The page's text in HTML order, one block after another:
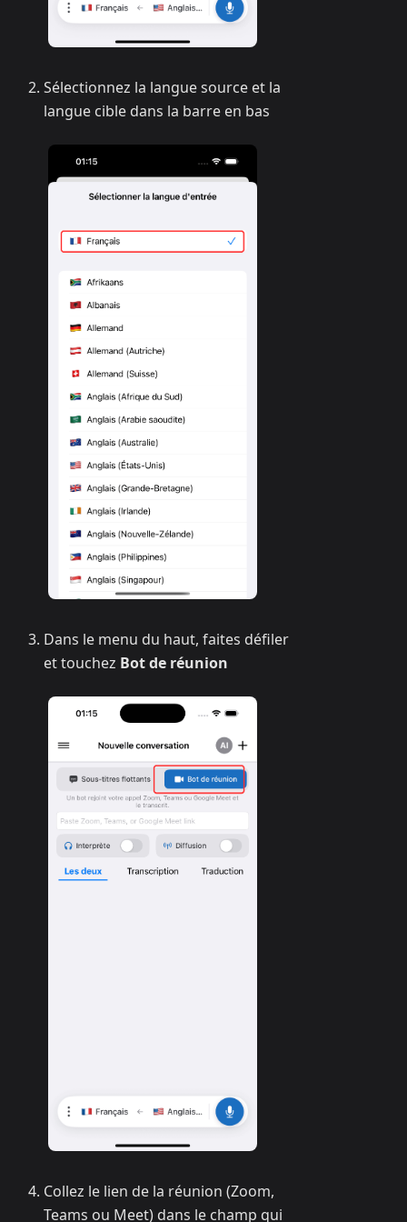
Sélectionnez la langue source et la
langue cible dans la barre en bas
Dans le menu du haut, faites défiler
et touchez Bot de réunion
Collez le lien de la réunion (Zoom,
Teams ou Meet) dans le champ qui